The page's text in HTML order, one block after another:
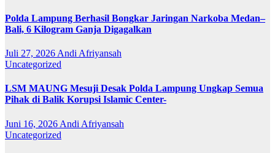
Polda Lampung Berhasil Bongkar Jaringan Narkoba Medan–
Bali, 6 Kilogram Ganja Digagalkan
Juli 27, 2026 Andi Afriyansah
Uncategorized
LSM MAUNG Mesuji Desak Polda Lampung Ungkap Semua
Pihak di Balik Korupsi Islamic Center-
Juni 16, 2026 Andi Afriyansah
Uncategorized